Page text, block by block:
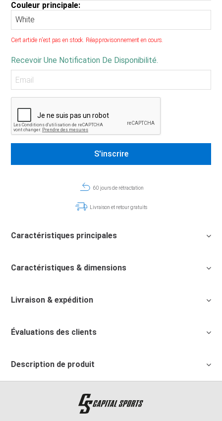
Couleur principale:
Cert article n'est pas en stock. Réapprovisonnement en cours.
Recevoir Une Notification De Disponibilité.
60 jours de rétractation
Livraison et retour gratuits
Caractéristiques principales
Caractéristiques & dimensions
Livraison & expédition
Évaluations des clients
Description de produit